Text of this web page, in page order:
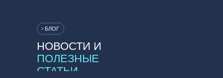
НОВОСТИ И
ПОЛЕЗНЫЕ
СТАТЬИ
БЛОГ